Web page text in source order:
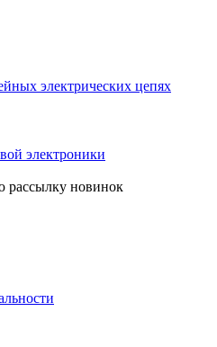
электрических цепях
электроники
рассылку новинок